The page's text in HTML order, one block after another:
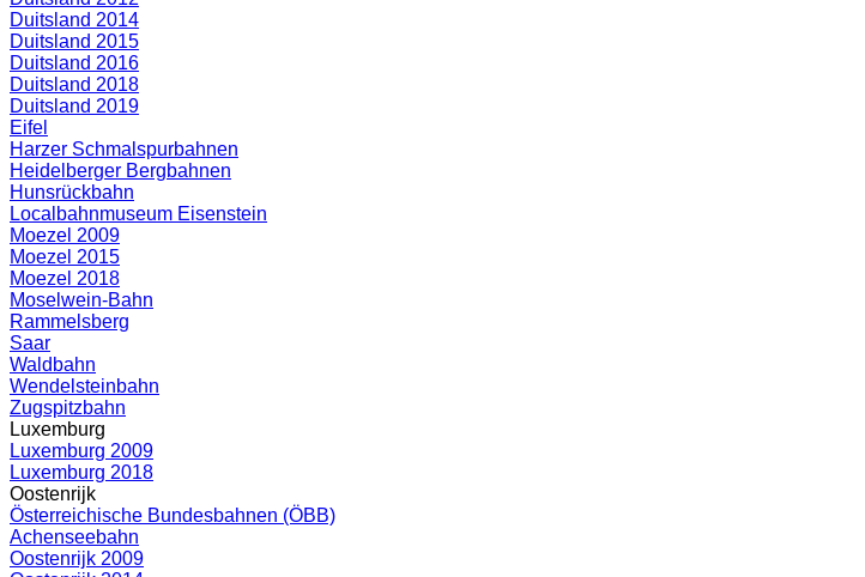
Duitsland 2014
Duitsland 2015
Duitsland 2016
Duitsland 2018
Duitsland 2019
Eifel
Harzer Schmalspurbahnen
Heidelberger Bergbahnen
Hunsrückbahn
Localbahnmuseum Eisenstein
Moezel 2009
Moezel 2015
Moezel 2018
Moselwein-Bahn
Rammelsberg
Saar
Waldbahn
Wendelsteinbahn
Zugspitzbahn
Luxemburg
Luxemburg 2009
Luxemburg 2018
Oostenrijk
Österreichische Bundesbahnen (ÖBB)
Achenseebahn
Oostenrijk 2009